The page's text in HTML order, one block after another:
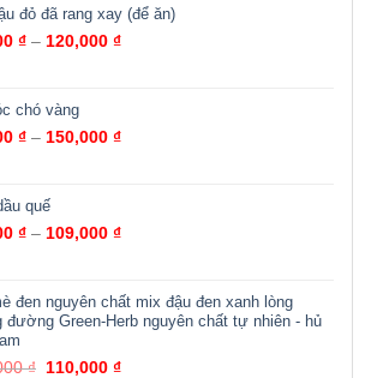
đỏ đã rang xay (để ăn)
₫ – 120,000 ₫
chó vàng
₫ – 150,000 ₫
quế
₫ – 109,000 ₫
đen nguyên chất mix đậu đen xanh lòng
đường Green-Herb nguyên chất tự nhiên - hủ
₫ 110,000₫